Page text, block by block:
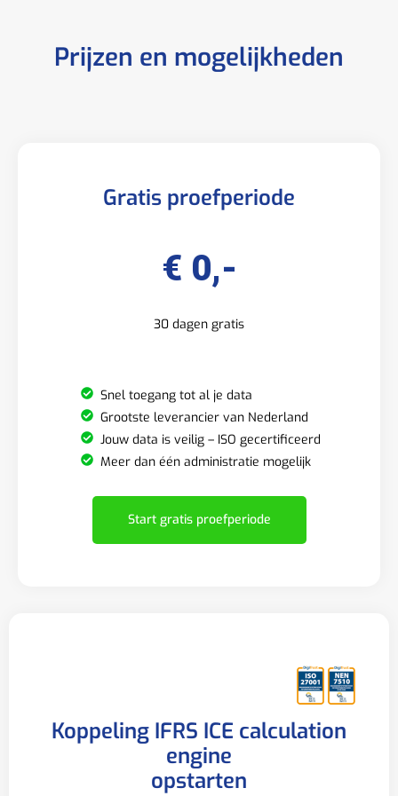
Prijzen en mogelijkheden
Gratis proefperiode
€ 0,-
30 dagen gratis
Snel toegang tot al je data
Grootste leverancier van Nederland
Jouw data is veilig – ISO gecertificeerd
Meer dan één administratie mogelijk
Start gratis proefperiode
Koppeling IFRS ICE calculation
engine
opstarten